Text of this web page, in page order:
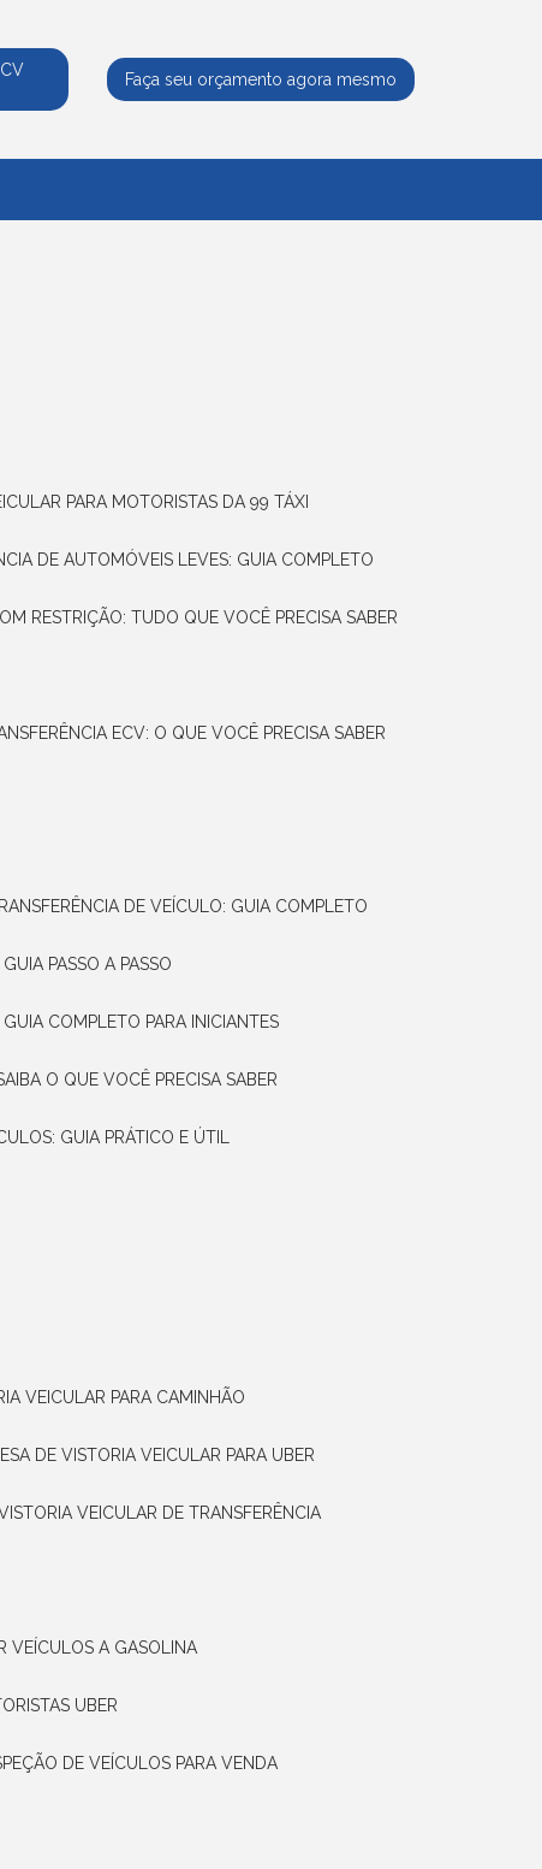
Faça seu orçamento agora mesmo
PARA MOTORISTAS DA 99 TÁXI
DE AUTOMÓVEIS LEVES: GUIA COMPLETO
RESTRIÇÃO: TUDO QUE VOCÊ PRECISA SABER
ECV: O QUE VOCÊ PRECISA SABER
DE VEÍCULO: GUIA COMPLETO
PASSO A PASSO
COMPLETO PARA INICIANTES
O QUE VOCÊ PRECISA SABER
GUIA PRÁTICO E ÚTIL
VEICULAR PARA CAMINHÃO
DE VISTORIA VEICULAR PARA UBER
VISTORIA VEICULAR DE TRANSFERÊNCIA
VEÍCULOS A GASOLINA
UBER
DE VEÍCULOS PARA VENDA